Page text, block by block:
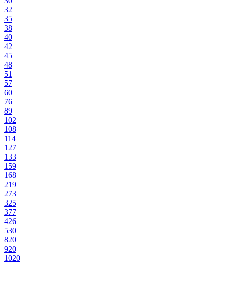
32
35
38
40
42
45
48
51
57
60
76
89
102
108
114
127
133
159
168
219
273
325
377
426
530
820
920
1020